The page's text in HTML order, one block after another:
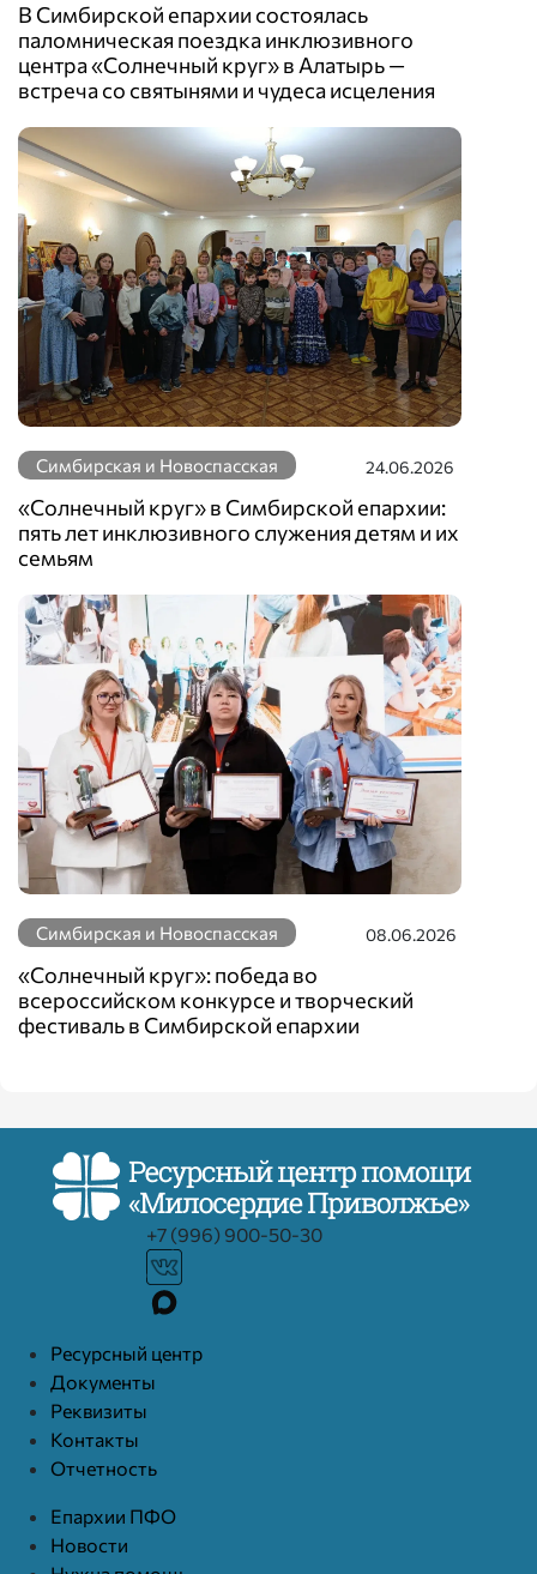
В Симбирской епархии состоялась
паломническая поездка инклюзивного
центра «Солнечный круг» в Алатырь —
встреча со святынями и чудеса исцеления
Симбирская и Новоспасская 24.06.2026
«Солнечный круг» в Симбирской епархии:
пять лет инклюзивного служения детям и их
семьям
Симбирская и Новоспасская 08.06.2026
«Солнечный круг»: победа во
всероссийском конкурсе и творческий
фестиваль в Симбирской епархии
+7 (996) 900-50-30
Ресурcный центр
Документы
Реквизиты
Контакты
Отчетность
Епархии ПФО
Новости